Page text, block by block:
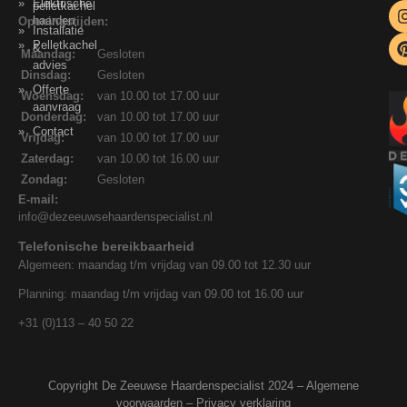
pelletkachel
Installatie
&
advies
Offerte
aanvraag
Contact
Elektrische
haarden
Pelletkachel
Openingstijden:
Maandag:
Gesloten
Dinsdag:
Gesloten
Woensdag:
van 10.00 tot 17.00 uur
Donderdag:
van 10.00 tot 17.00 uur
Vrijdag:
van 10.00 tot 17.00 uur
Zaterdag:
van 10.00 tot 16.00 uur
Zondag:
Gesloten
E-mail:
info@dezeeuwsehaardenspecialist.nl
Telefonische bereikbaarheid
Algemeen: maandag t/m vrijdag van 09.00 tot 12.30 uur
Planning: maandag t/m vrijdag van 09.00 tot 16.00 uur
+31 (0)113 – 40 50 22
Copyright De Zeeuwse Haardenspecialist 2024 – Algemene
voorwaarden – Privacy verklaring